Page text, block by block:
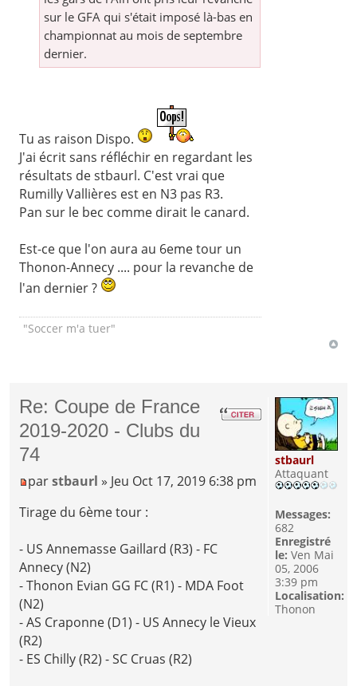
sur le GFA qui s'était imposé là-bas en
championnat au mois de septembre
dernier.
Tu as raison Dispo.
J'ai écrit sans réfléchir en regardant les
résultats de stbaurl. C'est vrai que
Rumilly Vallières est en N3 pas R3.
Pan sur le bec comme dirait le canard.
Est-ce que l'on aura au 6eme tour un
Thonon-Annecy .... pour la revanche de
l'an dernier ?
"Soccer m'a tuer"
Re: Coupe de France
2019-2020 - Clubs du
74
parstbaurl » Jeu Oct 17, 2019 6:38 pm
Tirage du 6ème tour :
- US Annemasse Gaillard (R3) - FC
Annecy (N2)
- Thonon Evian GG FC (R1) - MDA Foot
(N2)
- AS Craponne (D1) - US Annecy le Vieux
(R2)
- ES Chilly (R2) - SC Cruas (R2)
stbaurl
Attaquant
Messages:
682
Enregistré
le: Ven Mai
05, 2006
3:39 pm
Localisation:
Thonon